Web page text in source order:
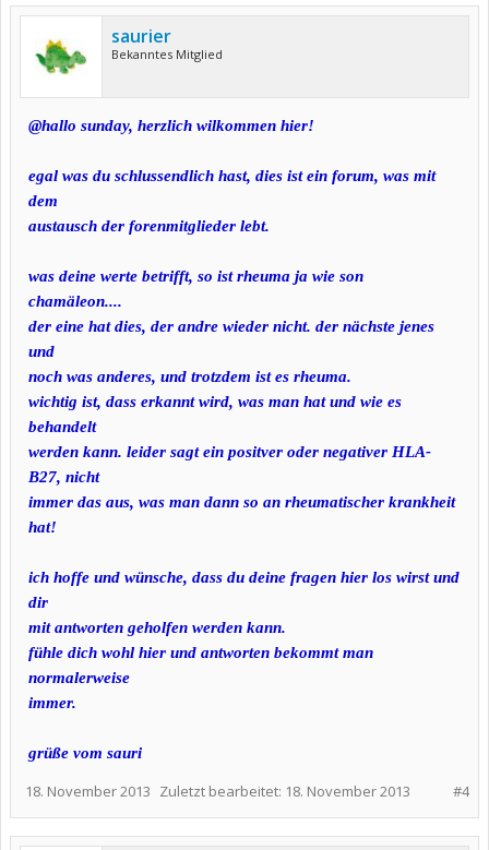
saurier
Bekanntes Mitglied
@hallo sunday, herzlich wilkommen hier!
egal was du schlussendlich hast, dies ist ein forum, was mit
dem
austausch der forenmitglieder lebt.
was deine werte betrifft, so ist rheuma ja wie son
chamäleon....
der eine hat dies, der andre wieder nicht. der nächste jenes
und
noch was anderes, und trotzdem ist es rheuma.
wichtig ist, dass erkannt wird, was man hat und wie es
behandelt
werden kann. leider sagt ein positver oder negativer HLA-
B27, nicht
immer das aus, was man dann so an rheumatischer krankheit
hat!
ich hoffe und wünsche, dass du deine fragen hier los wirst und
dir
mit antworten geholfen werden kann.
fühle dich wohl hier und antworten bekommt man
normalerweise
immer.
grüße vom sauri
#4
18. November 2013 Zuletzt bearbeitet: 18. November 2013